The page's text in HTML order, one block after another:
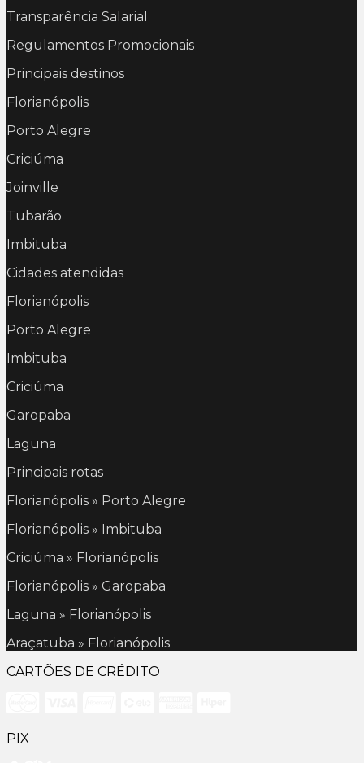
Transparência Salarial
Regulamentos Promocionais
Principais destinos
Florianópolis
Porto Alegre
Criciúma
Joinville
Tubarão
Imbituba
Cidades atendidas
Florianópolis
Porto Alegre
Imbituba
Criciúma
Garopaba
Laguna
Principais rotas
Florianópolis » Porto Alegre
Florianópolis » Imbituba
Criciúma » Florianópolis
Florianópolis » Garopaba
Laguna » Florianópolis
Araçatuba » Florianópolis
CARTÕES DE CRÉDITO
PIX